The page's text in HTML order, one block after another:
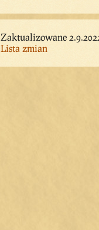
Zaktualizowane
Lista zmian